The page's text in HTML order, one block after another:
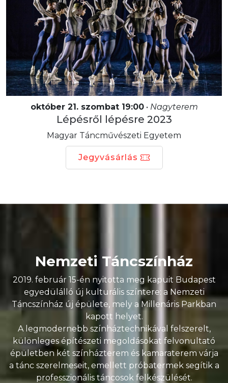
október 21. szombat 19:00• Nagyterem
Lépésről lépésre 2023
Magyar Táncművészeti Egyetem
Jegyvásárlás
Nemzeti Táncszínház
2019. február 15-én nyitotta meg kapuit Budapest
egyedülálló új kulturális színtere: a Nemzeti
Táncszínház új épülete, mely a Millenáris Parkban
kapott helyet.
A legmodernebb színháztechnikával felszerelt,
különleges építészeti megoldásokat felvonultató
épületben két színházterem és kamaraterem várja
a tánc szerelmeseit, emellett próbatermek segítik a
professzionális táncosok felkészülését.